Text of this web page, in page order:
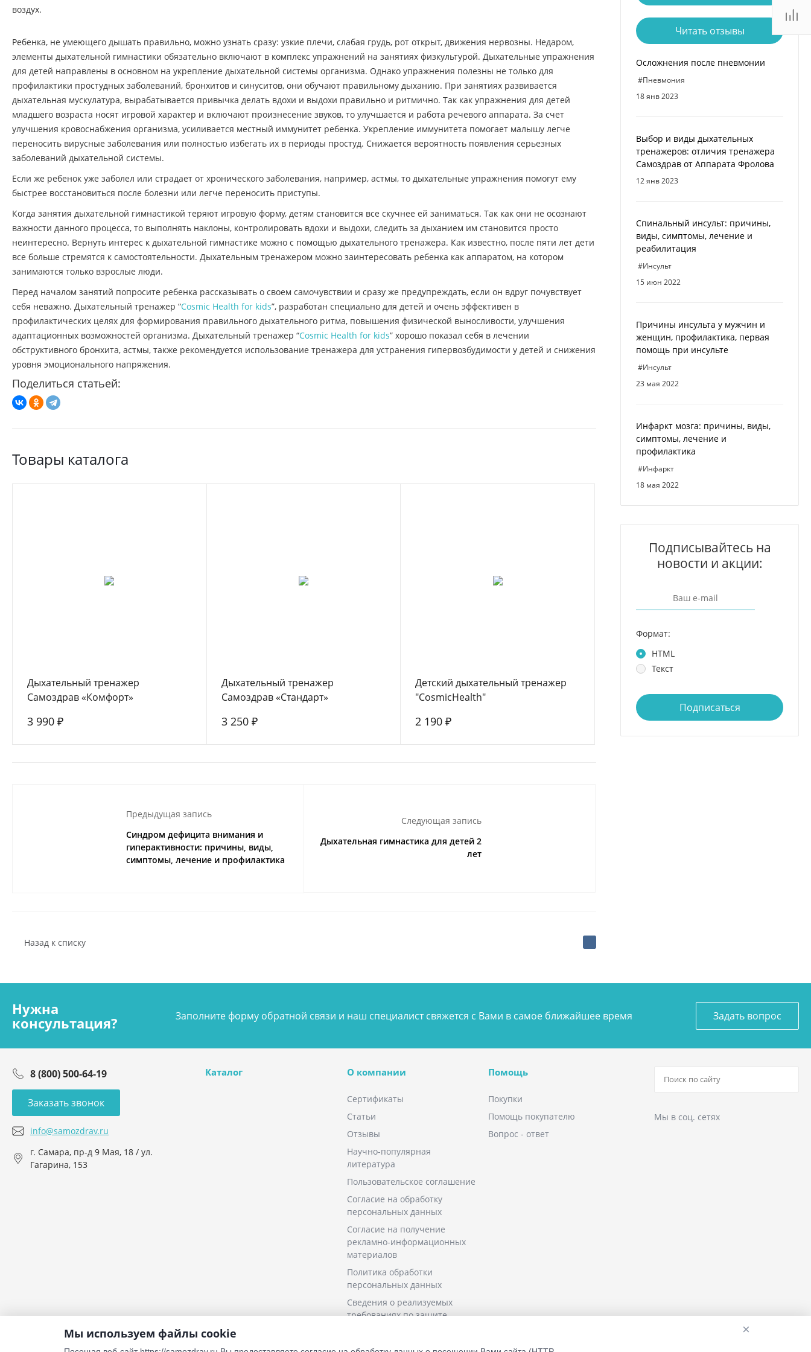
Читать отзывы
Осложнения после пневмонии
#Пневмония
18 янв 2023
Выбор и виды дыхательных
тренажеров: отличия тренажера
Cамоздрав от Аппарата Фролова
12 янв 2023
Спинальный инсульт: причины,
виды, симптомы, лечение и
реабилитация
#Инсульт
15 июн 2022
Причины инсульта у мужчин и
женщин, профилактика, первая
помощь при инсульте
#Инсульт
23 мая 2022
Инфаркт мозга: причины, виды,
симптомы, лечение и
профилактика
#Инфаркт
18 мая 2022
Подписывайтесь на
новости и акции:
Формат:
HTML
Текст
Подписаться
воздух.
Ребенка, не умеющего дышать правильно, можно узнать сразу: узкие плечи, слабая грудь, рот открыт, движения нервозны. Недаром,
элементы дыхательной гимнастики обязательно включают в комплекс упражнений на занятиях физкультурой. Дыхательные упражнения
для детей направлены в основном на укрепление дыхательной системы организма. Однако упражнения полезны не только для
профилактики простудных заболеваний, бронхитов и синуситов, они обучают правильному дыханию. При занятиях развивается
дыхательная мускулатура, вырабатывается привычка делать вдохи и выдохи правильно и ритмично. Так как упражнения для детей
младшего возраста носят игровой характер и включают произнесение звуков, то улучшается и работа речевого аппарата. За счет
улучшения кровоснабжения организма, усиливается местный иммунитет ребенка. Укрепление иммунитета помогает малышу легче
переносить вирусные заболевания или полностью избегать их в периоды простуд. Снижается вероятность появления серьезных
заболеваний дыхательной системы.
Если же ребенок уже заболел или страдает от хронического заболевания, например, астмы, то дыхательные упражнения помогут ему
быстрее восстановиться после болезни или легче переносить приступы.
Когда занятия дыхательной гимнастикой теряют игровую форму, детям становится все скучнее ей заниматься. Так как они не осознают
важности данного процесса, то выполнять наклоны, контролировать вдохи и выдохи, следить за дыханием им становится просто
неинтересно. Вернуть интерес к дыхательной гимнастике можно с помощью дыхательного тренажера. Как известно, после пяти лет дети
все больше стремятся к самостоятельности. Дыхательным тренажером можно заинтересовать ребенка как аппаратом, на котором
занимаются только взрослые люди.
Перед началом занятий попросите ребенка рассказывать о своем самочувствии и сразу же предупреждать, если он вдруг почувствует
себя неважно. Дыхательный тренажер “Cosmic Health for kids”, разработан специально для детей и очень эффективен в
профилактических целях для формирования правильного дыхательного ритма, повышения физической выносливости, улучшения
адаптационных возможностей организма. Дыхательный тренажер “Cosmic Health for kids” хорошо показал себя в лечении
обструктивного бронхита, астмы, также рекомендуется использование тренажера для устранения гипервозбудимости у детей и снижения
уровня эмоционального напряжения.
Поделиться статьей:
Товары каталога
Дыхательный тренажер
Самоздрав «Комфорт»
3 990 ₽
Дыхательный тренажер
Самоздрав «Стандарт»
3 250 ₽
Детский дыхательный тренажер
"CosmicHealth"
2 190 ₽
Предыдущая запись
Синдром дефицита внимания и
гиперактивности: причины, виды,
симптомы, лечение и профилактика
Следующая запись
Дыхательная гимнастика для детей 2
лет
Назад к списку
Нужна
консультация?
Заполните форму обратной связи и наш специалист свяжется с Вами в самое ближайшее время Задать вопрос
8 (800) 500-64-19
Заказать звонок
info@samozdrav.ru
г. Самара, пр-д 9 Мая, 18 / ул.
Гагарина, 153
Каталог О компании
Сертификаты
Статьи
Отзывы
Научно-популярная
литература
Пользовательское соглашение
Согласие на обработку
персональных данных
Согласие на получение
рекламно-информационных
материалов
Политика обработки
персональных данных
Сведения о реализуемых
требованиях по защите
Помощь
Покупки
Помощь покупателю
Вопрос - ответ
Мы в соц. сетях
×
Мы используем файлы cookie